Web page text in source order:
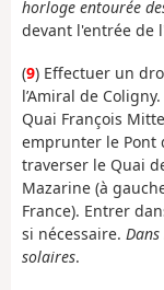
horloge entourée
devant l'entrée de
(9) Effectuer un
l’Amiral de
Quai François
emprunter le Pont
traverser le Quai
Mazarine (à
France). Entrer
si nécessaire.
solaires.